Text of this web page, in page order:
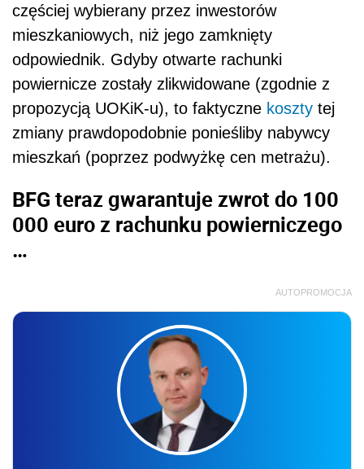
częściej wybierany przez inwestorów
mieszkaniowych, niż jego zamknięty
odpowiednik. Gdyby otwarte rachunki
powiernicze zostały zlikwidowane (zgodnie z
propozycją UOKiK-u), to faktyczne koszty tej
zmiany prawdopodobnie ponieśliby nabywcy
mieszkań (poprzez podwyżkę cen metrażu).
BFG teraz gwarantuje zwrot do 100
000 euro z rachunku powierniczego
…
AUTOPROMOCJA